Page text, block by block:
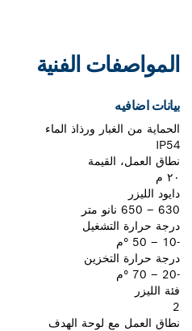
المواصفات الفنية
بيانات اضافيه
الحماية من الغبار ورذاذ الماء
IP54
نطاق العمل، القيمة
دايود الليزر
630 – 650 نانو متر
درجة حرارة التشغيل
درجة حرارة التخزين
فئة الليزر
نطاق العمل مع لوحة الهدف